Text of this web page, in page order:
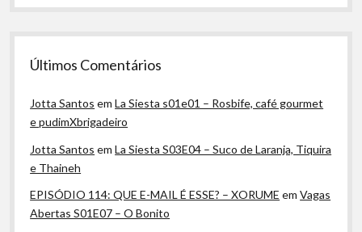
Últimos Comentários
Jotta Santos emLa Siesta s01e01 – Rosbife, café gourmet
e pudimXbrigadeiro
Jotta Santos emLa Siesta S03E04 – Suco de Laranja, Tiquira
e Thaineh
EPISÓDIO 114: QUE E-MAIL É ESSE? – XORUME emVagas
Abertas S01E07 – O Bonito